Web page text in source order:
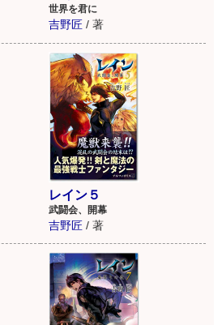
世界を君に
吉野匠 / 著
レイン５
武闘会、開幕
吉野匠 / 著